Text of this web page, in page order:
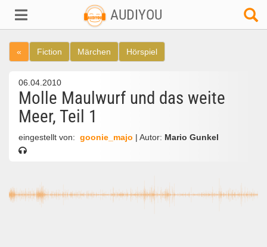
AUDIYOU
« Fiction Märchen Hörspiel
06.04.2010
Molle Maulwurf und das weite
Meer, Teil 1
eingestellt von: goonie_majo | Autor: Mario Gunkel